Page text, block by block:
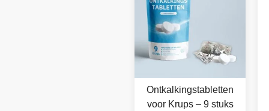
Ontkalkingstabletten
voor Krups – 9 stuks